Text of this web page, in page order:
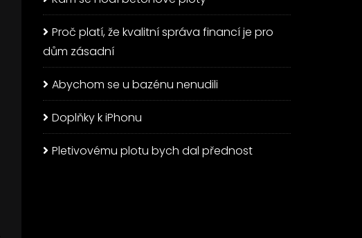
Proč platí, že kvalitní správa financí je pro
dům zásadní
Abychom se u bazénu nenudili
Doplňky k iPhonu
Pletivovému plotu bych dal přednost